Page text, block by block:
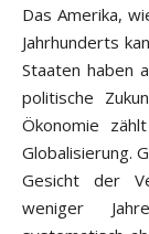
Das Amerika,
Jahrhunderts
Staaten haben
politische
Ökonomie
Globalisierung.
Gesicht der
weniger